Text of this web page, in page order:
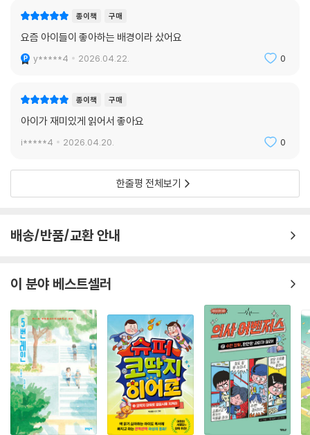
자리한 생경한 감정을 찬찬히 들여다보게 된다. 세 사람의 관계는 앞으로
어떻게 흘러갈까? 오디션 합격을 향한 여정 속에서 펼쳐지는 고운이와 나
나, 성운이의 알쏭달쏭한 삼각관계는 이야기의 재미를 더한다.
꿈을 찾아 가는 아이들에게 건네는 다정한 격려와 위로
고운이는 “저는 아이돌이 아닌 제 모습을 상상해 본 적이 없거든요.”라고
자신 있게 이야기할 만큼 자신의 꿈에 확신을 가지고 있는 아이다. 하지만
다. 성운이는 노래와 춤을 빼고 무엇이든 잘하는 일명 ‘엄친아’이지만, 자신
이 진짜 원하는 것이 무엇인지 모른 채 막연히 의사가 되기 위해 노력한다.
성운이와 주이처럼 아직 꿈을 찾지 못해 고민인 아이들에게 ‘그래도 괜찮
지금 당장 나의 꿈을 몰라도, 꿈이 없어도 괜찮아요. 성운이처럼 천천히 찾
꿈의 속도는 중요하지 않아요. 다만, 여러분이 마음껏 꿈을 꾸었으면 좋겠
어요.
- 정유리, 〈작가의 말〉에서
꿈을 꾸는 데 정답은 없다. 사람마다 걷는 속도가 다르듯이 꿈을 찾아 가는
속도 또한 다르다. 『오디션, 맑음』의 인물들처럼 진로 선택의 기로에 선 어
린이 독자들이 자신만의 속도로 꿈을 향해 차근차근 나아가기를 바란다.
종이책 구매
요즘 아이들이 좋아하는 배경이라 샀어요
y*****4 2026.04.22. 0
종이책 구매
아이가 재미있게 읽어서 좋아요
i*****4 2026.04.20. 0
한줄평 전체보기
배송/반품/교환 안내
이 분야 베스트셀러